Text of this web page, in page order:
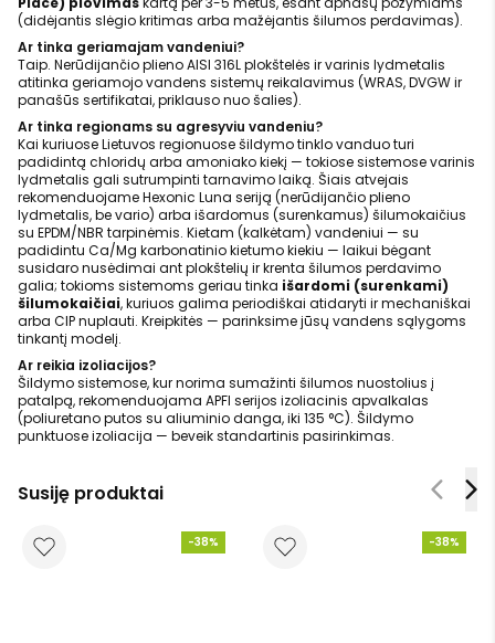
(didėjantis slėgio kritimas arba mažėjantis šilumos perdavimas).
Ar tinka geriamajam vandeniui?
Taip. Nerūdijančio plieno AISI 316L plokštelės ir varinis lydmetalis
atitinka geriamojo vandens sistemų reikalavimus (WRAS, DVGW ir
panašūs sertifikatai, priklauso nuo šalies).
Ar tinka regionams su agresyviu vandeniu?
Kai kuriuose Lietuvos regionuose šildymo tinklo vanduo turi
padidintą chloridų arba amoniako kiekį — tokiose sistemose varinis
lydmetalis gali sutrumpinti tarnavimo laiką. Šiais atvejais
rekomenduojame Hexonic Luna seriją (nerūdijančio plieno
lydmetalis, be vario) arba išardomus (surenkamus) šilumokaičius
su EPDM/NBR tarpinėmis. Kietam (kalkėtam) vandeniui — su
padidintu Ca/Mg karbonatinio kietumo kiekiu — laikui bėgant
susidaro nusėdimai ant plokštelių ir krenta šilumos perdavimo
galia; tokioms sistemoms geriau tinka išardomi (surenkami)
šilumokaičiai, kuriuos galima periodiškai atidaryti ir mechaniškai
arba CIP nuplauti. Kreipkitės — parinksime jūsų vandens sąlygoms
tinkantį modelį.
Ar reikia izoliacijos?
Šildymo sistemose, kur norima sumažinti šilumos nuostolius į
patalpą, rekomenduojama APFI serijos izoliacinis apvalkalas
(poliuretano putos su aliuminio danga, iki 135 °C). Šildymo
punktuose izoliacija — beveik standartinis pasirinkimas.
Susiję produktai
-38% -38%